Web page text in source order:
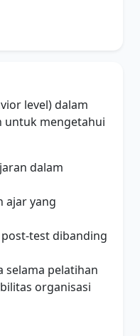
level) dalam
untuk mengetahui
dalam
ajar yang
test dibanding
selama pelatihan
organisasi